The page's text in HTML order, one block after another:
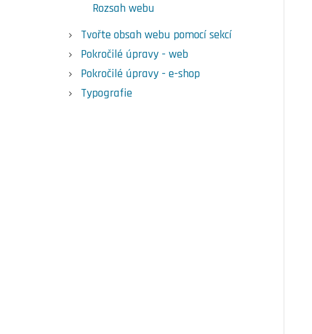
Rozsah webu
Tvořte obsah webu pomocí sekcí
Pokročilé úpravy - web
Pokročilé úpravy - e-shop
Typografie